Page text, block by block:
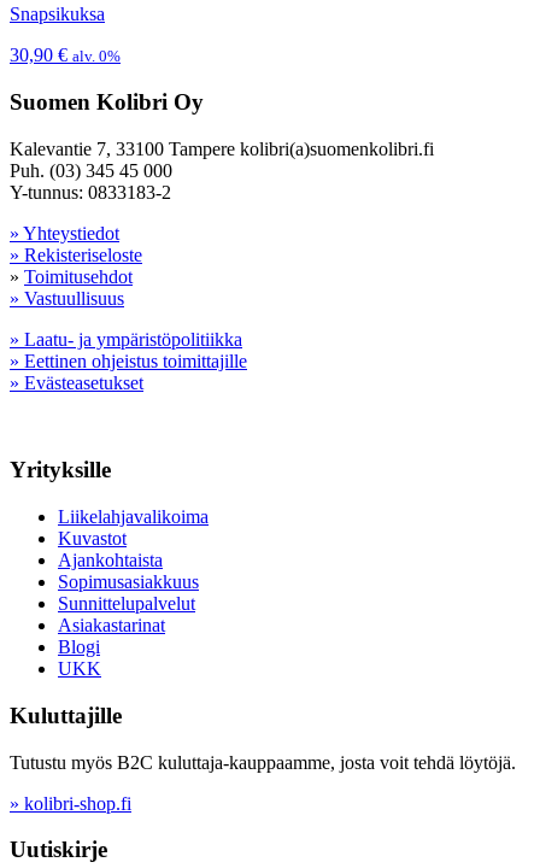
Snapsikuksa
30,90 € alv. 0%
Suomen Kolibri Oy
Kalevantie 7, 33100 Tampere kolibri(a)suomenkolibri.fi
Puh. (03) 345 45 000
Y-tunnus: 0833183-2
» Yhteystiedot
» Rekisteriseloste
» Toimitusehdot
» Vastuullisuus
» Laatu- ja ympäristöpolitiikka
» Eettinen ohjeistus toimittajille
» Evästeasetukset
Yrityksille
Liikelahjavalikoima
Kuvastot
Ajankohtaista
Sopimusasiakkuus
Sunnittelupalvelut
Asiakastarinat
Blogi
UKK
Kuluttajille
Tutustu myös B2C kuluttaja-kauppaamme, josta voit tehdä löytöjä.
» kolibri-shop.fi
Uutiskirje